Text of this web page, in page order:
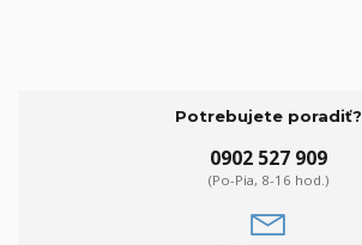
Potrebujete poradiť?
0902 527 909
(Po-Pia, 8-16 hod.)